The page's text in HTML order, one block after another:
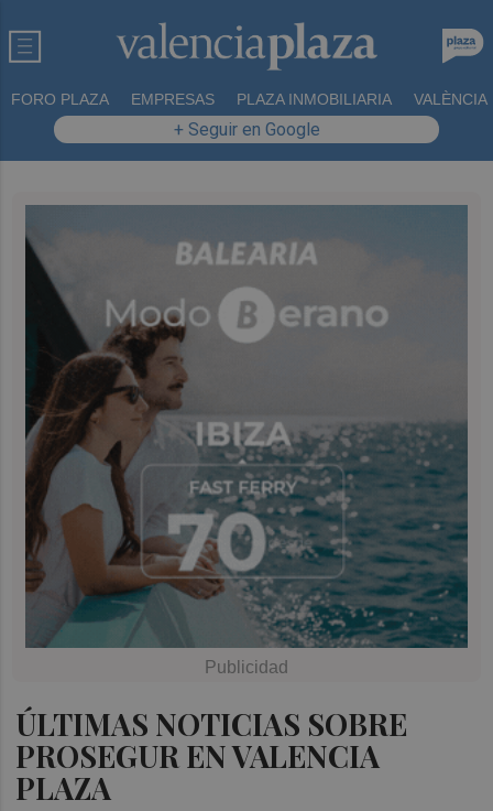
FORO PLAZA EMPRESAS PLAZA INMOBILIARIA VALÈNCIA
+ Seguir en Google
ÚLTIMAS NOTICIAS SOBRE
PROSEGUR EN VALENCIA
PLAZA